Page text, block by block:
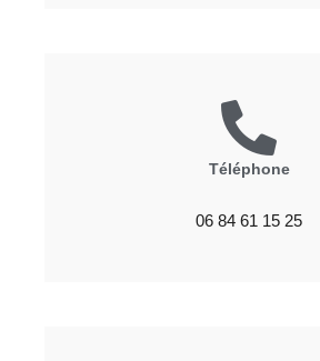
Téléphone
06 84 61 15 25